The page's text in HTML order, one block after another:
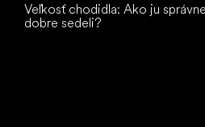
Veľkosť chodidla: Ako ju
dobre sedeli?